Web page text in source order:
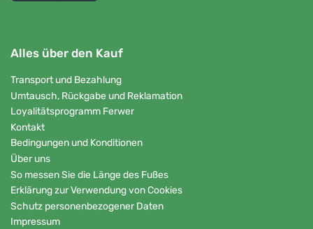
Alles über den Kauf
Transport und Bezahlung
Umtausch, Rückgabe und Reklamation
Loyalitätsprogramm Ferwer
Kontakt
Bedingungen und Konditionen
Über uns
So messen Sie die Länge des Fußes
Erklärung zur Verwendung von Cookies
Schutz personenbezogener Daten
Impressum